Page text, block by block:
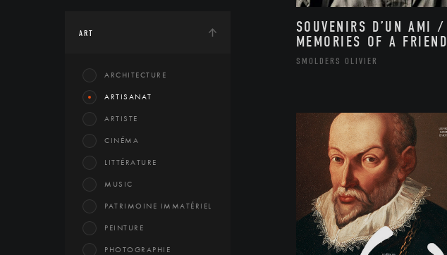
ART
ARCHITECTURE
ARTISANAT
ARTISTE
CINÉMA
LITTÉRATURE
MUSIC
PATRIMOINE IMMATÉRIEL
PEINTURE
PHOTOGRAPHIE
SOUVENIRS D’UN AMI /
MEMORIES OF A FRIEND
SMOLDERS OLIVIER